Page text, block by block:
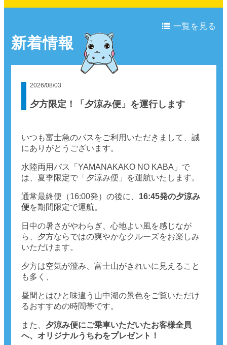
新着情報
一覧を見る
2026/08/03
夕方限定！「夕涼み便」を運行します
いつも富士急のバスをご利用いただきまして、誠
にありがとうございます。
水陸両用バス「YAMANAKAKO NO KABA」で
は、夏季限定で「夕涼み便」を運航いたします。
通常最終便（16:00発）の後に、 16:45発の夕涼み
便を期間限定で運航。
日中の暑さがやわらぎ、心地よい風を感じなが
ら、夕方ならではの爽やかなクルーズをお楽しみ
いただけます。
夕方は空気が澄み、富士山がきれいに見えること
も多く、
昼間とはひと味違う山中湖の景色をご覧いただけ
るおすすめの時間帯です。
また、 夕涼み便にご乗車いただいたお客様全員
へ、オリジナルうちわをプレゼント！